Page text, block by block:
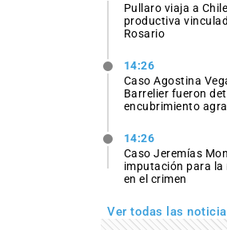
Pullaro viaja a
productiva
Rosario
14:26
Caso Agostina
Barrelier fueron
encubrimiento
14:26
Caso Jeremías
imputación para la
en el crimen
Ver todas las